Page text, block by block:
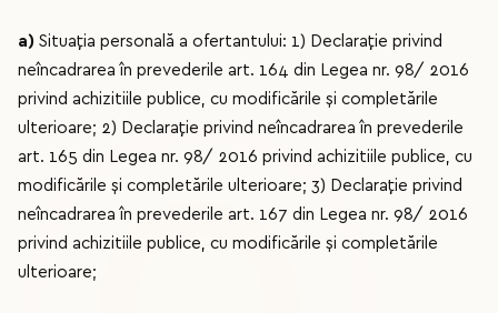
a) Situația personală a ofertantului: 1) Declaraţie privind
neîncadrarea în prevederile art. 164 din Legea nr. 98/ 2016
privind achizitiile publice, cu modificările şi completările
ulterioare; 2) Declaraţie privind neîncadrarea în prevederile
art. 165 din Legea nr. 98/ 2016 privind achizitiile publice, cu
modificările şi completările ulterioare; 3) Declaraţie privind
neîncadrarea în prevederile art. 167 din Legea nr. 98/ 2016
privind achizitiile publice, cu modificările şi completările
ulterioare;